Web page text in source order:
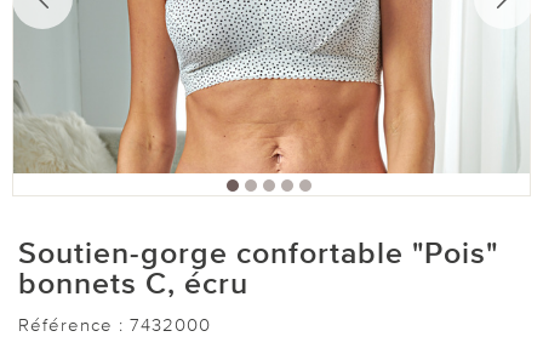
Soutien-gorge confortable "Pois"
bonnets C, écru
Référence : 7432000